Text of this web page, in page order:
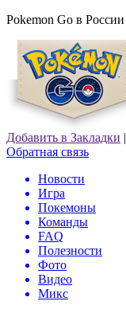
Pokemon Go в России
Добавить в Закладки |
Обратная связь
Новости
Игра
Покемоны
Команды
FAQ
Полезности
Фото
Видео
Микс